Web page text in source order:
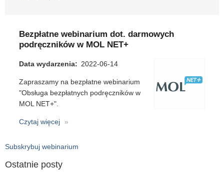
Bezpłatne webinarium dot. darmowych
podręczników w MOL NET+
Data wydarzenia 2022-06-14
Zapraszamy na bezpłatne webinarium
"Obsługa bezpłatnych podręczników w
MOL NET+".
Czytaj więcej
o
webinarium
darmowych
Subskrybuj webinarium
Ostatnie posty